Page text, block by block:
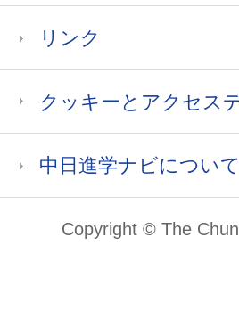
リンク
クッキーとアクセス
中日進学ナビについて
Copyright © The